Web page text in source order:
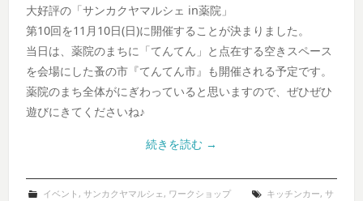
大好評の「サンカクヤマルシェ in薬院」
第10回を11月10日(日)に開催することが決まりました。
当日は、薬院のまちに「てんてん」と点在する空きスペース
を会場にした蚤の市『てんてん市』も開催される予定です。
薬院のまち全体がにぎわっていると思いますので、ぜひぜひ
遊びにきてくださいね♪
続きを読む →
イベント , サンカクヤマルシェ , ワークショップ キッチンカー, サ